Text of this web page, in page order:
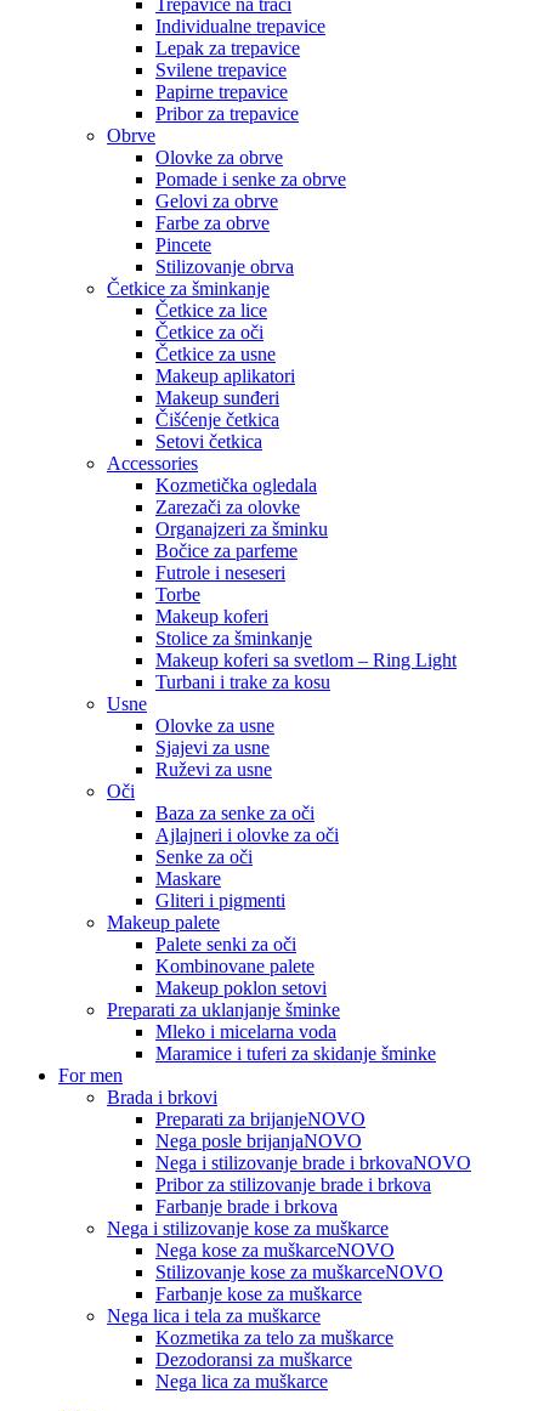
Trepavice na traci
Individualne trepavice
Lepak za trepavice
Svilene trepavice
Papirne trepavice
Pribor za trepavice
Obrve
Olovke za obrve
Pomade i senke za obrve
Gelovi za obrve
Farbe za obrve
Pincete
Stilizovanje obrva
Četkice za šminkanje
Četkice za lice
Četkice za oči
Četkice za usne
Makeup aplikatori
Makeup sunđeri
Čišćenje četkica
Setovi četkica
Accessories
Kozmetička ogledala
Zarezači za olovke
Organajzeri za šminku
Bočice za parfeme
Futrole i neseseri
Torbe
Makeup koferi
Stolice za šminkanje
Makeup koferi sa svetlom – Ring Light
Turbani i trake za kosu
Usne
Olovke za usne
Sjajevi za usne
Ruževi za usne
Oči
Baza za senke za oči
Ajlajneri i olovke za oči
Senke za oči
Maskare
Gliteri i pigmenti
Makeup palete
Palete senki za oči
Kombinovane palete
Makeup poklon setovi
Preparati za uklanjanje šminke
Mleko i micelarna voda
Maramice i tuferi za skidanje šminke
For men
Brada i brkovi
Preparati za brijanjeNOVO
Nega posle brijanjaNOVO
Nega i stilizovanje brade i brkovaNOVO
Pribor za stilizovanje brade i brkova
Farbanje brade i brkova
Nega i stilizovanje kose za muškarce
Nega kose za muškarceNOVO
Stilizovanje kose za muškarceNOVO
Farbanje kose za muškarce
Nega lica i tela za muškarce
Kozmetika za telo za muškarce
Dezodoransi za muškarce
Nega lica za muškarce